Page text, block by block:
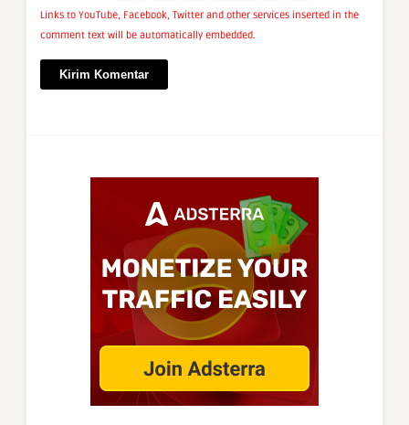
Links to YouTube, Facebook, Twitter and other services inserted in the
comment text will be automatically embedded.